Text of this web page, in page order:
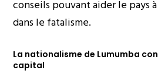
conseils pouvant aider le pays
dans le fatalisme.
La nationalisme de Lumumba
capital